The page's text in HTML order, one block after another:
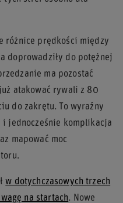
różnice prędkości między
doprowadziły do potężnej
ma pozostać
atakować rywali z 80
do zakrętu. To wyraźny
i jednocześnie komplikacja
mapować moc
w dotychczasowych trzech
na startach. Nowe